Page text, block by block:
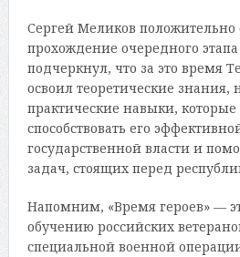
Сергей Меликов положительно
прохождение очередного
подчеркнул, что за это время
освоил теоретические знания,
практические навыки,
способствовать его
государственной власти и
задач, стоящих перед
Напомним, «Время героев» —
обучению российских
специальной военной